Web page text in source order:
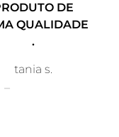
DE
QUALIDADE
.
tania s.